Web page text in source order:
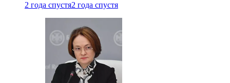
2 года спустя2 года спустя